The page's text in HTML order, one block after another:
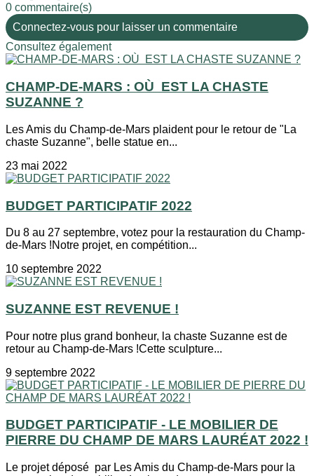
0 commentaire(s)
Connectez-vous pour laisser un commentaire
Consultez également
CHAMP-DE-MARS : OÙ EST LA CHASTE
SUZANNE ?
Les Amis du Champ-de-Mars plaident pour le retour de "La
chaste Suzanne", belle statue en...
23 mai 2022
BUDGET PARTICIPATIF 2022
Du 8 au 27 septembre, votez pour la restauration du Champ-
de-Mars !Notre projet, en compétition...
10 septembre 2022
SUZANNE EST REVENUE !
Pour notre plus grand bonheur, la chaste Suzanne est de
retour au Champ-de-Mars !Cette sculpture...
9 septembre 2022
BUDGET PARTICIPATIF - LE MOBILIER DE
PIERRE DU CHAMP DE MARS LAURÉAT 2022 !
Le projet déposé par Les Amis du Champ-de-Mars pour la